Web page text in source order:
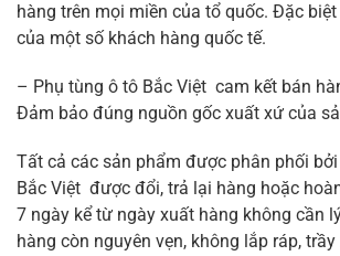
hàng trên mọi miền của tổ quốc. Đặc
của một số khách hàng quốc tế.
– Phụ tùng ô tô Bắc Việt cam kết bán
Đảm bảo đúng nguồn gốc xuất xứ của
Tất cả các sản phẩm được phân phối
Bắc Việt được đổi, trả lại hàng hoặc
7 ngày kể từ ngày xuất hàng không cần
hàng còn nguyên vẹn, không lắp ráp,